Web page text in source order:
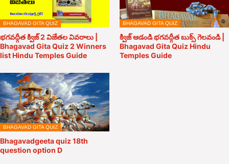
BHAGAVAD GITA QUIZ
భగవద్గీత క్విజ్ 2 విజేతల వివరాలు |
Bhagavad Gita Quiz 2 Winners
list Hindu Temples Guide
BHAGAVAD GITA QUIZ
క్విజ్ ఆడండి భగవద్గీత బుక్స్ గెలవండి |
Bhagavad Gita Quiz Hindu
Temples Guide
BHAGAVAD GITA QUIZ
Bhagavadgeeta quiz 18th
question option D